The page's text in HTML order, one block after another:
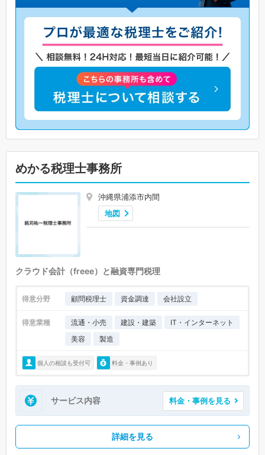
めかる税理士事務所
沖縄県浦添市内間
地図
クラウド会計（freee）と融資専門税理
得意分野 顧問税理士 資金調達 会社設立
得意業種 流通・小売 建設・建築
IT・インターネット
美容
製造
個人の相談も受付可 料金・事例あり
サービス内容 料金・事例を見る
詳細を見る